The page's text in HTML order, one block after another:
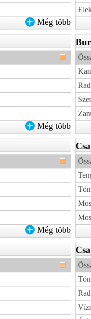
Még több
Még több
Még több